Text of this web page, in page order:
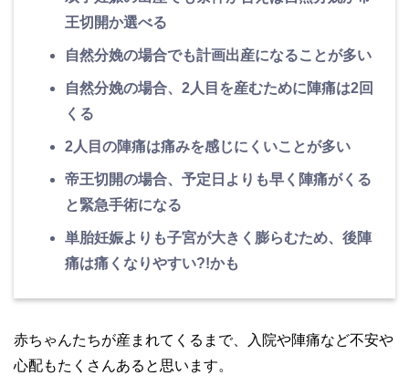
王切開か選べる
自然分娩の場合でも計画出産になることが多い
自然分娩の場合、2人目を産むために陣痛は2回
くる
2人目の陣痛は痛みを感じにくいことが多い
帝王切開の場合、予定日よりも早く陣痛がくる
と緊急手術になる
単胎妊娠よりも子宮が大きく膨らむため、後陣
痛は痛くなりやすい?!かも
赤ちゃんたちが産まれてくるまで、入院や陣痛など不安や
心配もたくさんあると思います。